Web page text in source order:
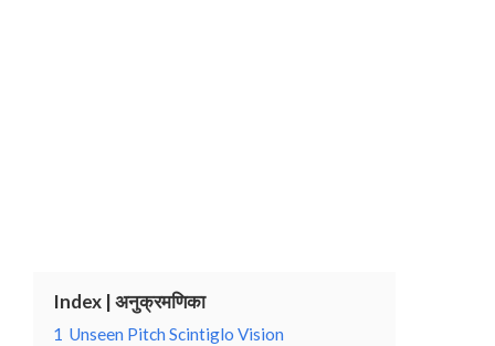
Index | अनुक्रमणिका
1 Unseen Pitch Scintiglo Vision